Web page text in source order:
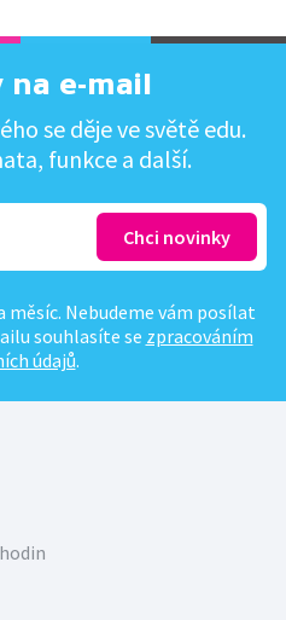
na e-mail
se děje ve světě edu.
funkce a další.
měsíc. Nebudeme vám posílat
souhlasíte se zpracováním
údajů.